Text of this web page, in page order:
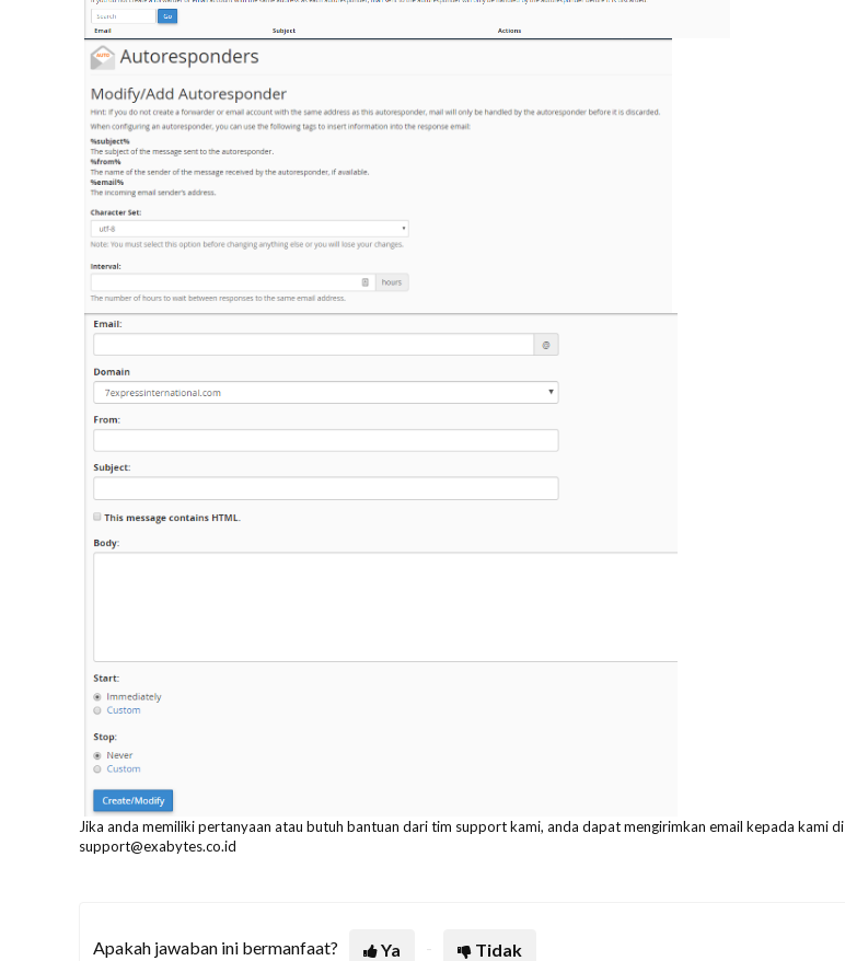
Jika anda memiliki pertanyaan atau butuh bantuan dari tim support kami, anda dapat mengirimkan email kepada kami di
support@exabytes.co.id
Apakah jawaban ini bermanfaat? Ya Tidak